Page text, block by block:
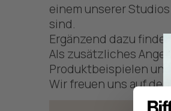
einem unserer
sind.
Ergänzend dazu
Als zusätzliches
Produktbeispielen
Wir freuen uns auf